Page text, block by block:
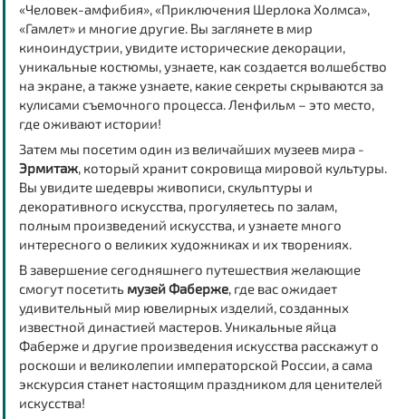
«Человек-амфибия», «Приключения Шерлока Холмса»,
«Гамлет» и многие другие. Вы заглянете в мир
киноиндустрии, увидите исторические декорации,
уникальные костюмы, узнаете, как создается волшебство
на экране, а также узнаете, какие секреты скрываются за
кулисами съемочного процесса. Ленфильм – это место,
где оживают истории!
Затем мы посетим один из величайших музеев мира -
Эрмитаж, который хранит сокровища мировой культуры.
Вы увидите шедевры живописи, скульптуры и
декоративного искусства, прогуляетесь по залам,
полным произведений искусства, и узнаете много
интересного о великих художниках и их творениях.
В завершение сегодняшнего путешествия желающие
смогут посетить музей Фаберже, где вас ожидает
удивительный мир ювелирных изделий, созданных
известной династией мастеров. Уникальные яйца
Фаберже и другие произведения искусства расскажут о
роскоши и великолепии императорской России, а сама
экскурсия станет настоящим праздником для ценителей
искусства!